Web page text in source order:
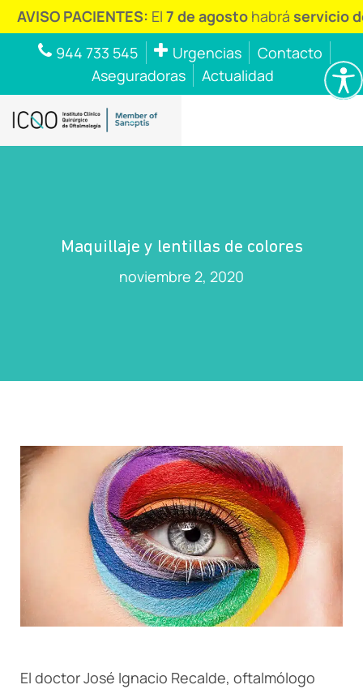
PACIENTES:El7 de agostohabráservicio de
944 733 545
Urgencias
Contacto
Aseguradoras
Actualidad
Maquillaje y lentillas de colores
noviembre 2, 2020
El doctor José Ignacio Recalde, oftalmólogo